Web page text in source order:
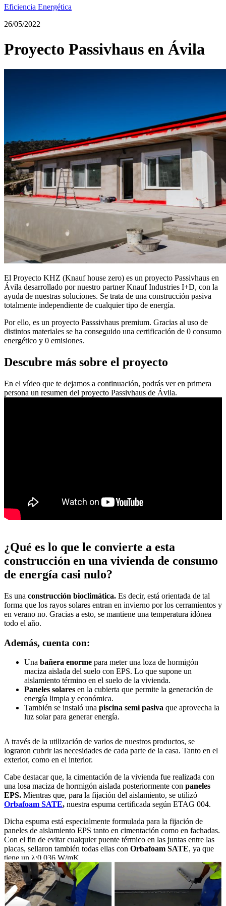
Eficiencia Energética
26/05/2022
Proyecto Passivhaus en Ávila
El Proyecto KHZ (Knauf house zero) es un proyecto Passivhaus en
Ávila desarrollado por nuestro partner Knauf Industries I+D, con la
ayuda de nuestras soluciones. Se trata de una construcción pasiva
totalmente independiente de cualquier tipo de energía.
Por ello, es un proyecto Passsivhaus premium. Gracias al uso de
distintos materiales se ha conseguido una certificación de 0 consumo
energético y 0 emisiones.
Descubre más sobre el proyecto
En el vídeo que te dejamos a continuación, podrás ver en primera
persona un resumen del proyecto Passivhaus de Ávila.
¿Qué es lo que le convierte a esta
construcción en una vivienda de consumo
de energía casi nulo?
Es una construcción bioclimática. Es decir, está orientada de tal
forma que los rayos solares entran en invierno por los cerramientos y
en verano no. Gracias a esto, se mantiene una temperatura idónea
todo el año.
Además, cuenta con:
Una bañera enorme para meter una loza de hormigón
maciza aislada del suelo con EPS. Lo que supone un
aislamiento término en el suelo de la vivienda.
Paneles solares en la cubierta que permite la generación de
energía limpia y económica.
También se instaló una piscina semi pasiva que aprovecha la
luz solar para generar energía.
A través de la utilización de varios de nuestros productos, se
lograron cubrir las necesidades de cada parte de la casa. Tanto en el
exterior, como en el interior.
Cabe destacar que, la cimentación de la vivienda fue realizada con
una losa maciza de hormigón aislada posteriormente con paneles
EPS. Mientras que, para la fijación del aislamiento, se utilizó
Orbafoam SATE, nuestra espuma certificada según ETAG 004.
Dicha espuma está especialmente formulada para la fijación de
paneles de aislamiento EPS tanto en cimentación como en fachadas.
Con el fin de evitar cualquier puente térmico en las juntas entre las
placas, sellaron también todas ellas con Orbafoam SATE, ya que
tiene un λ:0.036 W/mK.
Esta estructura será la que soporte la vivienda en su totalidad.